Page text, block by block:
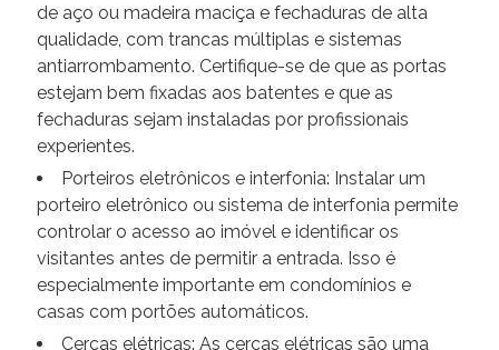
de aço ou madeira maciça e fechaduras de alta
qualidade, com trancas múltiplas e sistemas
antiarrombamento. Certifique-se de que as portas
estejam bem fixadas aos batentes e que as
fechaduras sejam instaladas por profissionais
experientes.
Porteiros eletrônicos e interfonia: Instalar um
porteiro eletrônico ou sistema de interfonia permite
controlar o acesso ao imóvel e identificar os
visitantes antes de permitir a entrada. Isso é
especialmente importante em condomínios e
casas com portões automáticos.
Cercas elétricas: As cercas elétricas são uma